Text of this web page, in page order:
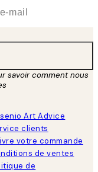
savoir comment nous
Art Advice
clients
votre commande
de ventes
de